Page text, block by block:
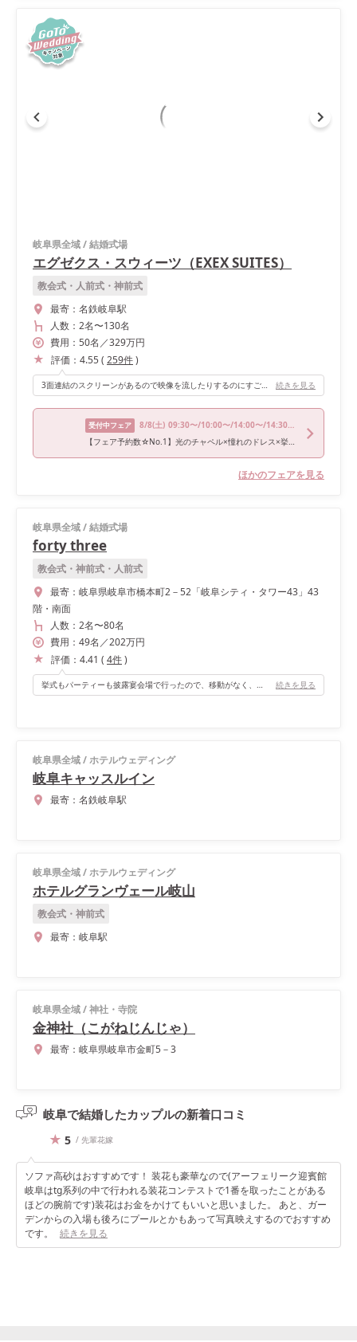
岐阜県全域/結婚式場
エグゼクス・スウィーツ（EXEX SUITES）
教会式・人前式・神前式
最寄： 名鉄岐阜駅
人数： 2名〜130名
費用： 50名 ／329万円
評価： 4.55( 259件)
3面連結のスクリーンがあるので映像を流したりするのにすごく迫力があっていい会場です。天井が高いのですが50名でも広すぎるという感じもなくパーティーができました。 続きを見る
受付中フェア 8/8(土) 09:30〜/10:00〜/14:00〜/14:30〜/17:30〜
【フェア予約数☆No.1】光のチャペル×憧れのドレス×挙式体験
ほかのフェアを見る
岐阜県全域/結婚式場
forty three
教会式・神前式・人前式
最寄： 岐阜県岐阜市橋本町2－52「岐阜シティ・タワー43」43
階・南面
人数： 2名〜80名
費用： 49名 ／202万円
評価： 4.41 ( 4件)
挙式もパーティーも披露宴会場で行ったので、移動がなく、ゲストに負担がかからず良かったです。 続きを見る
岐阜県全域/ホテルウェディング
岐阜キャッスルイン
最寄： 名鉄岐阜駅
岐阜県全域/ホテルウェディング
ホテルグランヴェール岐山
教会式・神前式
最寄： 岐阜駅
岐阜県全域/神社・寺院
金神社（こがねじんじゃ）
最寄： 岐阜県岐阜市金町5－3
岐阜で結婚したカップルの新着口コミ
5 / 先輩花嫁
ソファ高砂はおすすめです！ 装花も豪華なので(アーフェリーク迎賓館
岐阜はtg系列の中で行われる装花コンテストで1番を取ったことがある
ほどの腕前です)装花はお金をかけてもいいと思いました。 あと、ガー
デンからの入場も後ろにプールとかもあって写真映えするのでおすすめ
です。
続きを見る